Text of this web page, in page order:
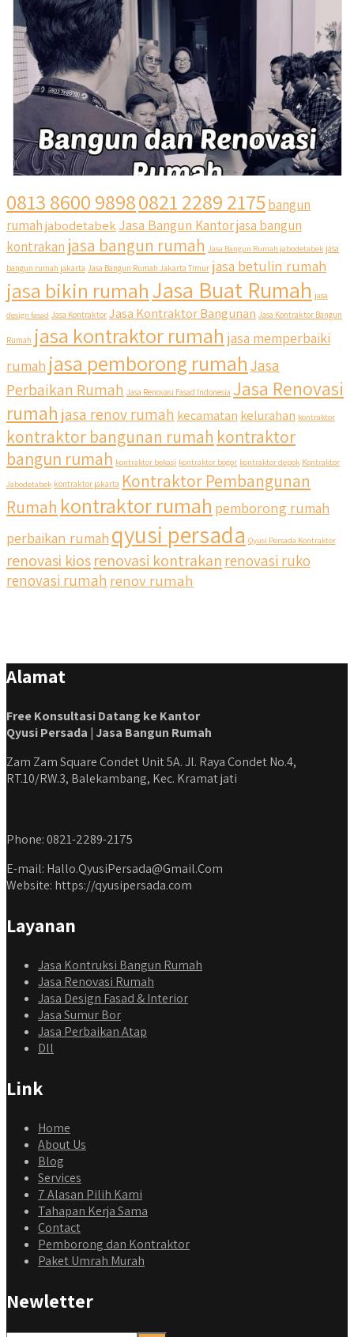
qyusipersada
@qyusipersada 3 years ago
Siapa yang udah masuk List untuk Bangun dan Renovasi
rumah Di @qyusipersada dengan sistem Cicilan ??
Untuk informasi lebih lanjut terkait program cicilan ini temen
temen bisa langsung klik link di bio yaa
#jasabangunrumahjakarta #jasarenovasirumahjakarta
#kontraktorjakarta #kontraktorbangunan
#kontraktorbangunanrumah #kontraktorbangunanjakarta
#jasabangunrumahjabodetabek #qyusipersada
qyusipersada
0813 8600 98980821 2289 2175 bangun
rumahjabodetabek Jasa Bangun Kantorjasa bangun
kontrakan jasa bangun rumah Jasa Bangun Rumah jabodetabek jasa
bangun rumah jakarta Jasa Bangun Rumah Jakarta Timur jasa betulin rumah
jasa bikin rumahJasa Buat Rumah jasa
design fasad Jasa Kontraktor Jasa Kontraktor Bangunan Jasa Kontraktor Bangun
Rumah jasa kontraktor rumah jasa memperbaiki
rumah jasa pemborong rumahJasa
Perbaikan Rumah Jasa Renovasi Fasad Indonesia Jasa Renovasi
rumah jasa renov rumah kecamatan kelurahan kontraktor
kontraktor bangunan rumah kontraktor
bangun rumah kontraktor bekasi kontraktor bogor kontraktor depok Kontraktor
Jabodetabek kontraktor jakarta Kontraktor Pembangunan
Rumah kontraktor rumah pemborong rumah
perbaikan rumah qyusi persada Qyusi Persada Kontraktor
renovasi kiosrenovasi kontrakanrenovasi ruko
renovasi rumah renov rumah
Alamat
Free Konsultasi Datang ke Kantor
Qyusi Persada | Jasa Bangun Rumah
Zam Zam Square Condet Unit 5A. Jl. Raya Condet No.4,
RT.10/RW.3, Balekambang, Kec. Kramat jati
Phone: 0821-2289-2175
E-mail: Hallo.QyusiPersada@Gmail.Com
Website: https://qyusipersada.com
Layanan
Jasa Kontruksi Bangun Rumah
Jasa Renovasi Rumah
Jasa Design Fasad & Interior
Jasa Sumur Bor
Jasa Perbaikan Atap
Dll
Link
Home
About Us
Blog
Services
7 Alasan Pilih Kami
Tahapan Kerja Sama
Contact
Pemborong dan Kontraktor
Paket Umrah Murah
Newletter